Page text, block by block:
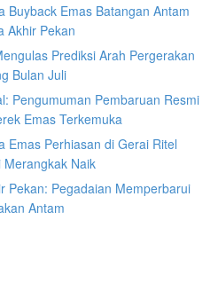
Buyback Emas Batangan Antam
Akhir Pekan
Prediksi Arah Pergerakan
Bulan Juli
Pengumuman Pembaruan Resmi
Emas Terkemuka
Emas Perhiasan di Gerai Ritel
Merangkak Naik
Pekan: Pegadaian Memperbarui
Antam